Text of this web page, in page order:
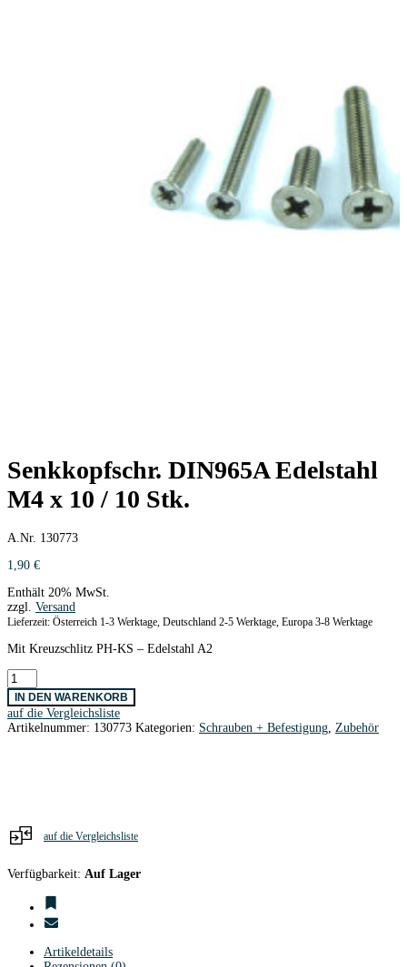
Senkkopfschr. DIN965A Edelstahl
M4 x 10 / 10 Stk.
A.Nr. 130773
1,90 €
Enthält 20% MwSt.
zzgl. Versand
Lieferzeit: Österreich 1-3 Werktage, Deutschland 2-5 Werktage, Europa 3-8 Werktage
Mit Kreuzschlitz PH-KS – Edelstahl A2
Senkkopfschr.
DIN965A
Edelstahl
M4
x
IN DEN WARENKORB
auf die Vergleichsliste
Artikelnummer: 130773 Kategorien: Schrauben + Befestigung Zubehör
auf die Vergleichsliste
Verfügbarkeit: Auf Lager
Artikeldetails